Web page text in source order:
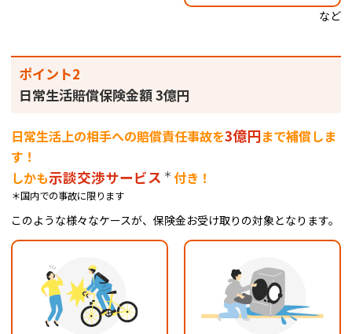
など
ポイント2
日常生活賠償保険金額 3億円
日常生活上の相手への賠償責任事故を3億円まで補償しま
す！
しかも示談交渉サービス ＊ 付き！
＊国内での事故に限ります
このような様々なケースが、保険金お受け取りの対象となります。